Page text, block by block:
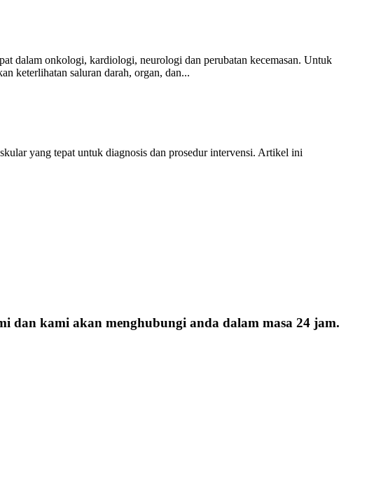
dalam onkologi, kardiologi, neurologi dan perubatan kecemasan. Untuk
keterlihatan saluran darah, organ, dan...
yang tepat untuk diagnosis dan prosedur intervensi. Artikel ini
dan kami akan menghubungi anda dalam masa 24 jam.